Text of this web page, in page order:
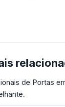
de Portas